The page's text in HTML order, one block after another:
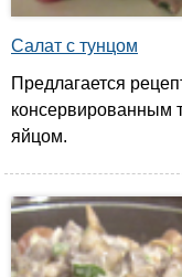
Салат с тунцом
Предлагается
консервированным
яйцом.